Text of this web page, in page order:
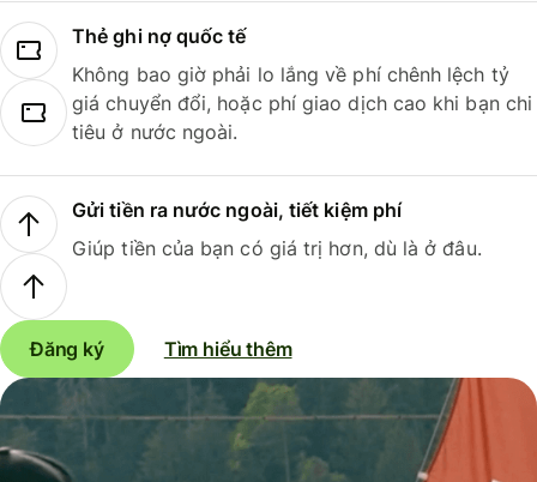
Thẻ ghi nợ quốc tế
Không bao giờ phải lo lắng về phí chênh lệch tỷ
giá chuyển đổi, hoặc phí giao dịch cao khi bạn chi
tiêu ở nước ngoài.
Gửi tiền ra nước ngoài, tiết kiệm phí
Giúp tiền của bạn có giá trị hơn, dù là ở đâu.
Đăng ký Tìm hiểu thêm